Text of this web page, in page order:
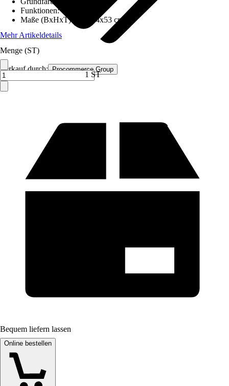
Verkauf durch: Procommerce Group
Funktionen:-
Maße (BxHxT)
105x54x53 cm
Mehr Artikeldetails
Menge (ST)
1 ST
Bequem liefern lassen
Online bestellen